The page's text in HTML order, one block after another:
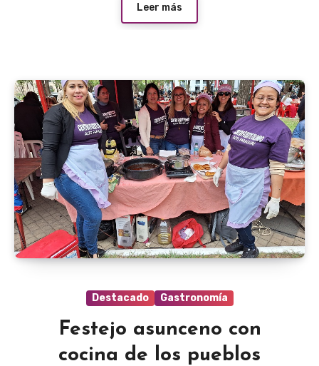
Leer más
Destacado Gastronomía
Festejo asunceno con
cocina de los pueblos